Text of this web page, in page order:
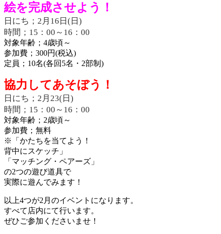
絵を完成させよう！
日にち；2月16日(日)
時間；15：00～16：00
対象年齢；4歳頃～
参加費；300円(税込)
定員；10名(各回5名・2部制)
協力してあそぼう！
日にち；2月23(日)
時間；15：00～16：00
対象年齢；2歳頃～
参加費；無料
※「かたちを当てよう！
背中にスケッチ」
「マッチング・ペアーズ」
の2つの遊び道具で
実際に遊んでみます！
以上4つが2月のイベントになります。
すべて店内にて行います。
ぜひご参加くださいませ！